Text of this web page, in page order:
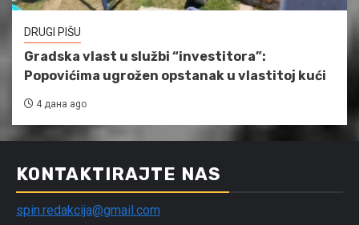
DRUGI PIŠU
Gradska vlast u službi “investitora”:
Popovićima ugrožen opstanak u vlastitoj kući
4 дана ago
KONTAKTIRAJTE NAS
spin.redakcija@gmail.com